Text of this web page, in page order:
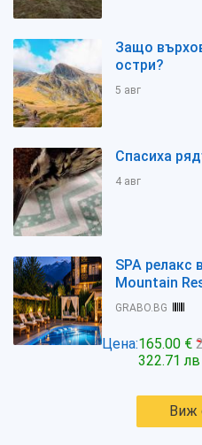
Защо
остри?
5 авг
Спасиха
4 авг
SPA релакс
Mountain
GRABO.BG
Цена:165.00 €
322.71 лв
Виж